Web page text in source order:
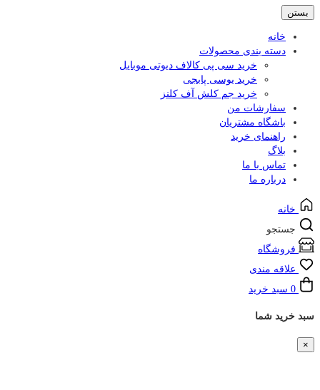
بستن
خانه
دسته بندی محصولات
خرید سی پی کالاف دیوتی موبایل
خرید یوسی پابجی
خرید جم کلش آف کلنز
سفارشات من
باشگاه مشتریان
راهنمای خرید
بلاگ
تماس با ما
درباره ما
خانه
جستجو
فروشگاه
علاقه مندی
0 سبد خرید
سبد خرید شما
×